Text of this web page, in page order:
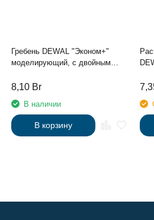
Гребень DEWAL "Эконом+"
моделирующий, с двойным
8,10 Br
В наличии
В корзину